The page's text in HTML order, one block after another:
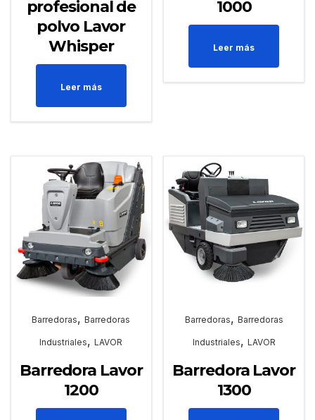
profesional de
polvo Lavor
Whisper
Leer más
1000
Leer más
Barredoras,Barredoras
Industriales,LAVOR
Barredora Lavor
1200
Barredoras, Barredoras
Industriales, LAVOR
Barredora Lavor
1300